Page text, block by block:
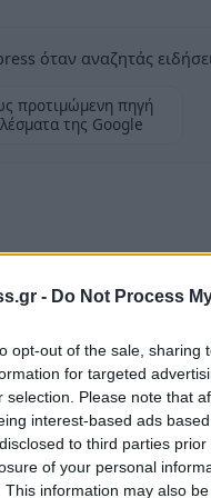
- Do Not Process
opt-out of the sale,
for targeted
selection. Please note that
interest-based ads
to third parties
of your personal
This information may also
όταν αναζητάς
προτιμώμενη πηγή
της Google
συνέπεια
-,
Καταστήματός
στον